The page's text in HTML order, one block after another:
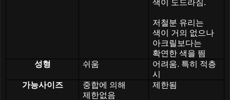
색이 도드라짐.
저철분 유리는
색이 거의 없으나
아크릴보다는
확연한 색을 띔
성형
쉬움 어려움. 특히 적층
시
가능사이즈
중합에 의해
제한없음
제한됨